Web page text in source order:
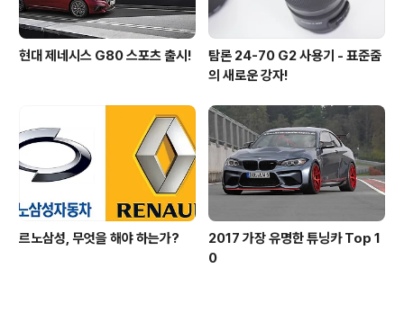
현대 제네시스 G80 스포츠 출시!
탐론 24-70 G2 사용기 - 표준줌
의 새로운 강자!
르노삼성, 무엇을 해야 하는가?
2017 가장 유명한 튜닝카 Top 1
0